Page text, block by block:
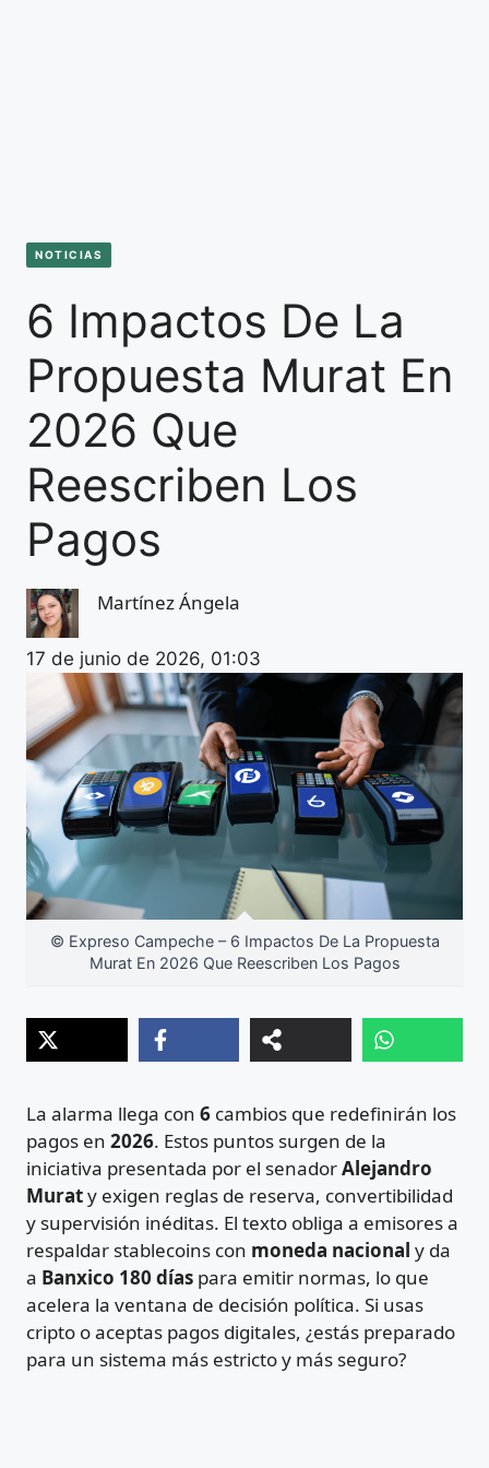
NOTICIAS
6 Impactos De La
Propuesta Murat En
2026 Que
Reescriben Los
Pagos
Martínez Ángela
17 de junio de 2026, 01:03
© Expreso Campeche – 6 Impactos De La Propuesta
Murat En 2026 Que Reescriben Los Pagos
La alarma llega con 6 cambios que redefinirán los
pagos en 2026. Estos puntos surgen de la
iniciativa presentada por el senadorAlejandro
Muraty exigen reglas de reserva, convertibilidad
y supervisión inéditas. El texto obliga a emisores a
respaldar stablecoins con moneda nacional y da
a Banxico 180 días para emitir normas, lo que
acelera la ventana de decisión política. Si usas
cripto o aceptas pagos digitales, ¿estás preparado
para un sistema más estricto y más seguro?